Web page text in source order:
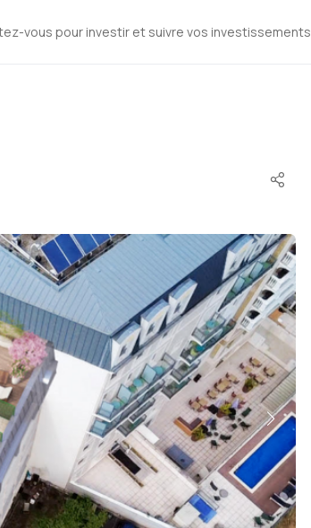
vous pour investir et suivre vos investissements